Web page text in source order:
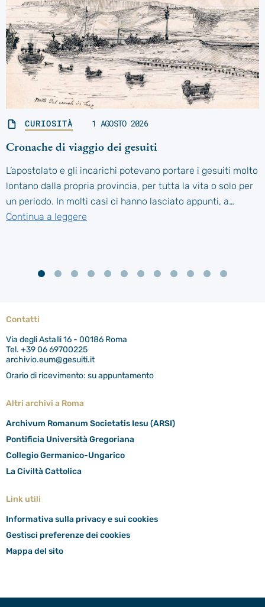
CURIOSITÀ 1 AGOSTO 2026
Cronache di viaggio dei gesuiti
L’apostolato e gli incarichi potevano portare i gesuiti molto
lontano dalla propria provincia, per tutta la vita o solo per
un periodo. In molti casi ci hanno lasciato appunti, a…
Continua a leggere
Contatti
Via degli Astalli 16 - 00186 Roma
Tel. +39 06 69700225
archivio.eum@gesuiti.it
Orario di ricevimento: su appuntamento
Altri archivi a Roma
Archivum Romanum Societatis Iesu (ARSI)
Pontificia Università Gregoriana
Collegio Germanico-Ungarico
La Civiltà Cattolica
Link utili
Informativa sulla privacy e sui cookies
Gestisci preferenze dei cookies
Mappa del sito